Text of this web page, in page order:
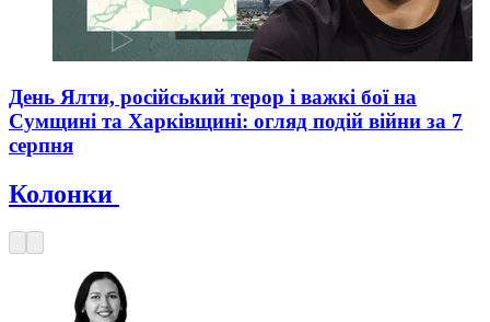
День Ялти, російський терор і важкі бої на
Сумщині та Харківщині: огляд подій війни за 7
серпня
Колонки